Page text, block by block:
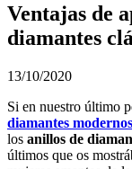
Ventajas de
diamantes
13/10/2020
Si en nuestro último
diamantes modernos
los anillos de
últimos que os